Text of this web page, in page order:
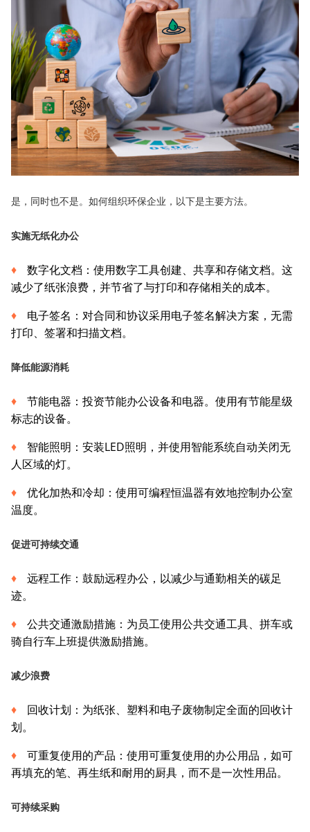
是，同时也不是。如何组织环保企业，以下是主要方法。
实施无纸化办公
数字化文档：使用数字工具创建、共享和存储文档。这
减少了纸张浪费，并节省了与打印和存储相关的成本。
电子签名：对合同和协议采用电子签名解决方案，无需
打印、签署和扫描文档。
降低能源消耗
节能电器：投资节能办公设备和电器。使用有节能星级
标志的设备。
智能照明：安装LED照明，并使用智能系统自动关闭无
人区域的灯。
优化加热和冷却：使用可编程恒温器有效地控制办公室
温度。
促进可持续交通
远程工作：鼓励远程办公，以减少与通勤相关的碳足
迹。
公共交通激励措施：为员工使用公共交通工具、拼车或
骑自行车上班提供激励措施。
减少浪费
回收计划：为纸张、塑料和电子废物制定全面的回收计
划。
可重复使用的产品：使用可重复使用的办公用品，如可
再填充的笔、再生纸和耐用的厨具，而不是一次性用品。
可持续采购